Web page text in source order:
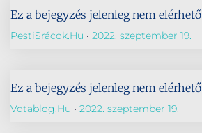
Ez a bejegyzés jelenleg nem elérhető
PestiSrácok.hu 2022. szeptember 19.
Ez a bejegyzés jelenleg nem elérhető
Vdtablog.hu 2022. szeptember 19.